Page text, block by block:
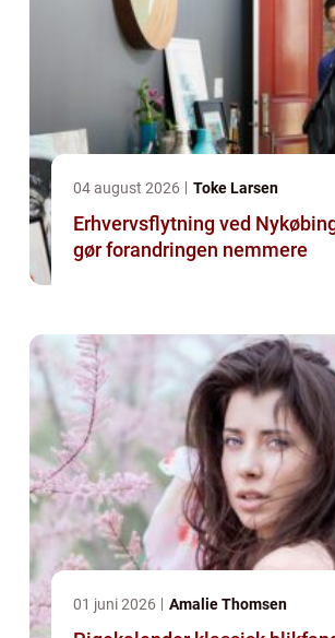
04 august 2026 Toke Larsen
Erhvervsflytning ved
gør forandringen nemmere
01 juni 2026 Amalie Thomsen